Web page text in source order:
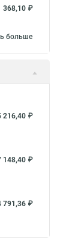
368,10 ₽
больше
216,40 ₽
148,40 ₽
791,36 ₽